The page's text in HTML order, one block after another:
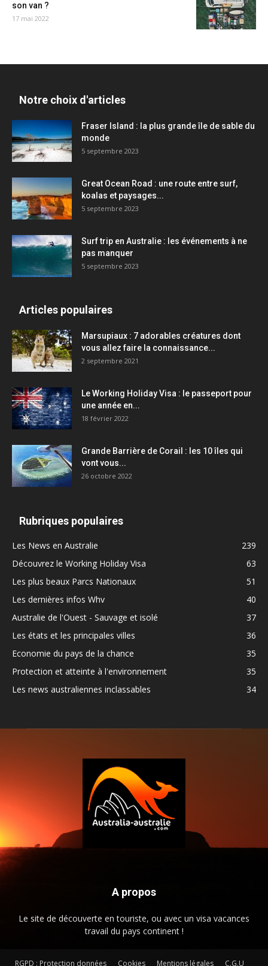
son van ?
17 mai 2022
Notre choix d'articles
Fraser Island : la plus grande île de sable du
monde
5 septembre 2023
Great Ocean Road : une route entre surf,
koalas et paysages...
5 septembre 2023
Surf trip en Australie : les événements à ne
pas manquer
5 septembre 2023
Articles populaires
Marsupiaux : 7 adorables créatures dont
vous allez faire la connaissance...
2 septembre 2021
Le Working Holiday Visa : le passeport pour
une année en...
18 février 2022
Grande Barrière de Corail : les 10 îles qui
vont vous...
26 octobre 2022
Rubriques populaires
Les News en Australie
239
Découvrez le Working Holiday Visa
63
Les plus beaux Parcs Nationaux
51
Les dernières infos Whv
40
Australie de l'Ouest - Sauvage et isolé
37
Les états et les principales villes
36
Economie du pays de la chance
35
Protection et atteinte à l'environnement
35
Les news australiennes inclassables
34
A propos
Le site de découverte en touriste, ou avec un visa vacances
travail du pays continent !
RGPD : Protection données Cookies Mentions légales C.G.U